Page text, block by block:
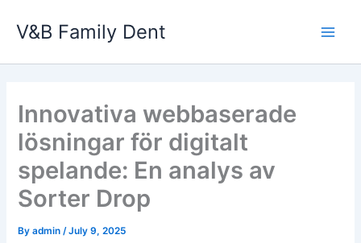
V&B Family Dent
Innovativa webbaserade
lösningar för digitalt
spelande: En analys av
Sorter Drop
Byadmin /July 9, 2025